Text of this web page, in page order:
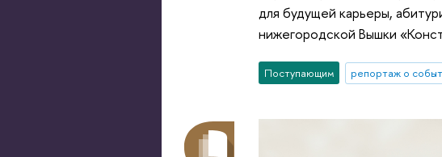
для будущей карьеры,
нижегородской Вышки
Поступающим репортаж о